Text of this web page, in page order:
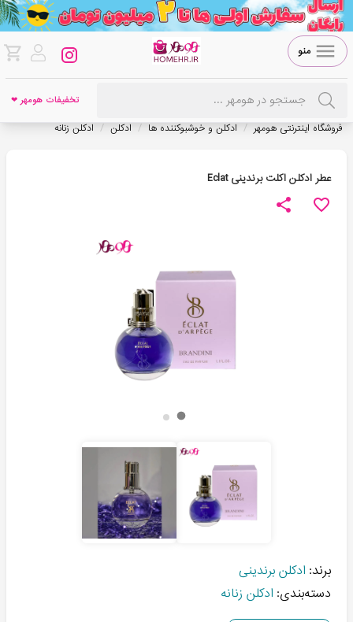
منو
تخفیفات هومهر ❤
فروشگاه اینترنتی هومهر / ادکلن و خوشبوکننده ها / ادکلن / ادکلن زنانه
عطر ادکلن اکلت برندینی Eclat
برند: ادکلن برندینی
دسته‌بندی: ادکلن زنانه